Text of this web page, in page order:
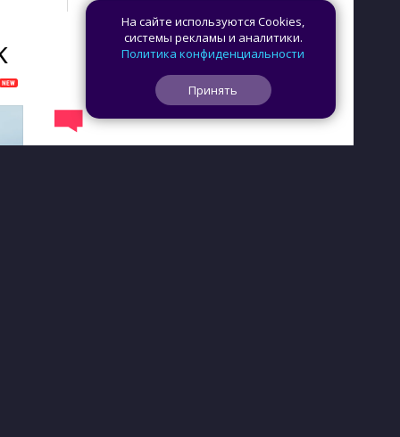
На сайте используются Cookies,
системы рекламы и аналитики.
Политика конфиденциальности
Принять